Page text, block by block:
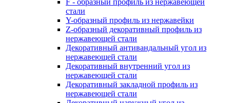
F - образный профиль из нержавеющей
стали
Y-образный профиль из нержавейки
Z-образный декоративный профиль из
нержавеющей стали
Декоративный антивандальный угол из
нержавеющей стали
Декоративный внутренний угол из
нержавеющей стали
Декоративный закладной профиль из
нержавеющей стали